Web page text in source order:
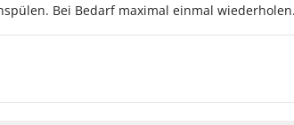
Bei Bedarf maximal einmal wiederholen.